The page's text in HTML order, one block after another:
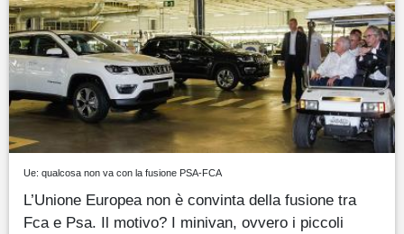
Ue: qualcosa non va con la fusione PSA-FCA
L’Unione Europea non è convinta della fusione tra
Fca e Psa. Il motivo? I minivan, ovvero i piccoli